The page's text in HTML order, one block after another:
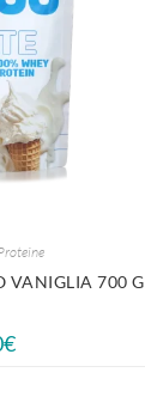
VANIGLIA 700 G
€